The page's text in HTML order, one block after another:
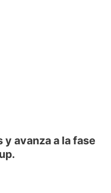
avanza a la fase